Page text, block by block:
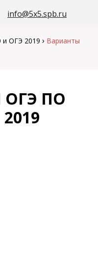
info@5x5.spb.ru
и ОГЭ 2019 › Варианты
ПО